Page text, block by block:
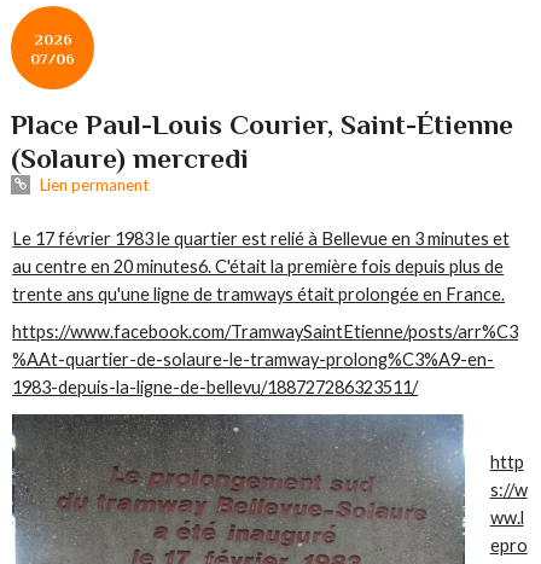
2026
07/06
Place Paul-Louis Courier, Saint-Étienne
(Solaure) mercredi
Lien permanent
Le 17 février 1983 le quartier est relié à Bellevue en 3 minutes et
au centre en 20 minutes6. C'était la première fois depuis plus de
trente ans qu'une ligne de tramways était prolongée en France.
https://www.facebook.com/TramwaySaintEtienne/posts/arr%C3
%AAt-quartier-de-solaure-le-tramway-prolong%C3%A9-en-
1983-depuis-la-ligne-de-bellevu/188727286323511/
http
s://w
ww.l
epro